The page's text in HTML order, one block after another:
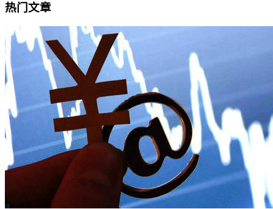
热门文章